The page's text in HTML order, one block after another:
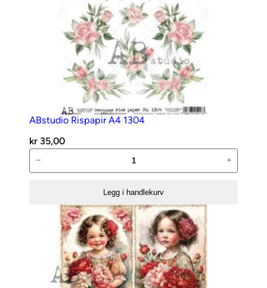
ABstudio Rispapir A4 1304
kr 35,00
Rispapir
− +
Legg i handlekurv